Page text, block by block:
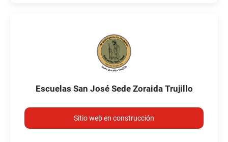
Escuelas San José Sede Zoraida Trujillo
Sitio web en construcción